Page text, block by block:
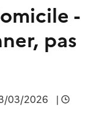
-
pas
03/2026
|